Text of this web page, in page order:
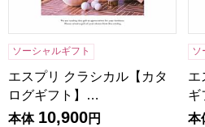
ソーシャルギフト
エスプリ クラシカル【カタ
ログギフト】…
本体 10,900円
ソ
エ
ギ
本